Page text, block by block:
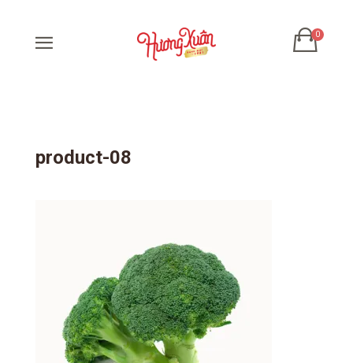
product-08